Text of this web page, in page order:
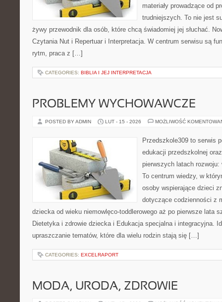
materiały prowadzące od
trudniejszych. To nie jest
żywy przewodnik dla osób, które chcą świadomiej jej słuchać.
Czytania Nut i Repertuar i Interpretacja. W centrum serwisu są
rytm, praca z […]
CATEGORIES: BIBLIA I JEJ INTERPRETACJA
PROBLEMY WYCHOWAWCZE
POSTED BY ADMIN LUT - 15 - 2026 MOŻLIWOŚĆ
Przedszkole309 to serwis
edukacji przedszkolnej
pierwszych latach
To centrum wiedzy, w
osoby wspierające dzieci
dotyczące codzienności z
dziecka od wieku niemowlęco-toddlerowego aż po pierwsze lata
Dietetyka i zdrowie dziecka i Edukacja specjalna i integracyjna.
upraszczanie tematów, które dla wielu rodzin stają się […]
CATEGORIES: EXCELRAPORT
MODA, URODA, ZDROWIE